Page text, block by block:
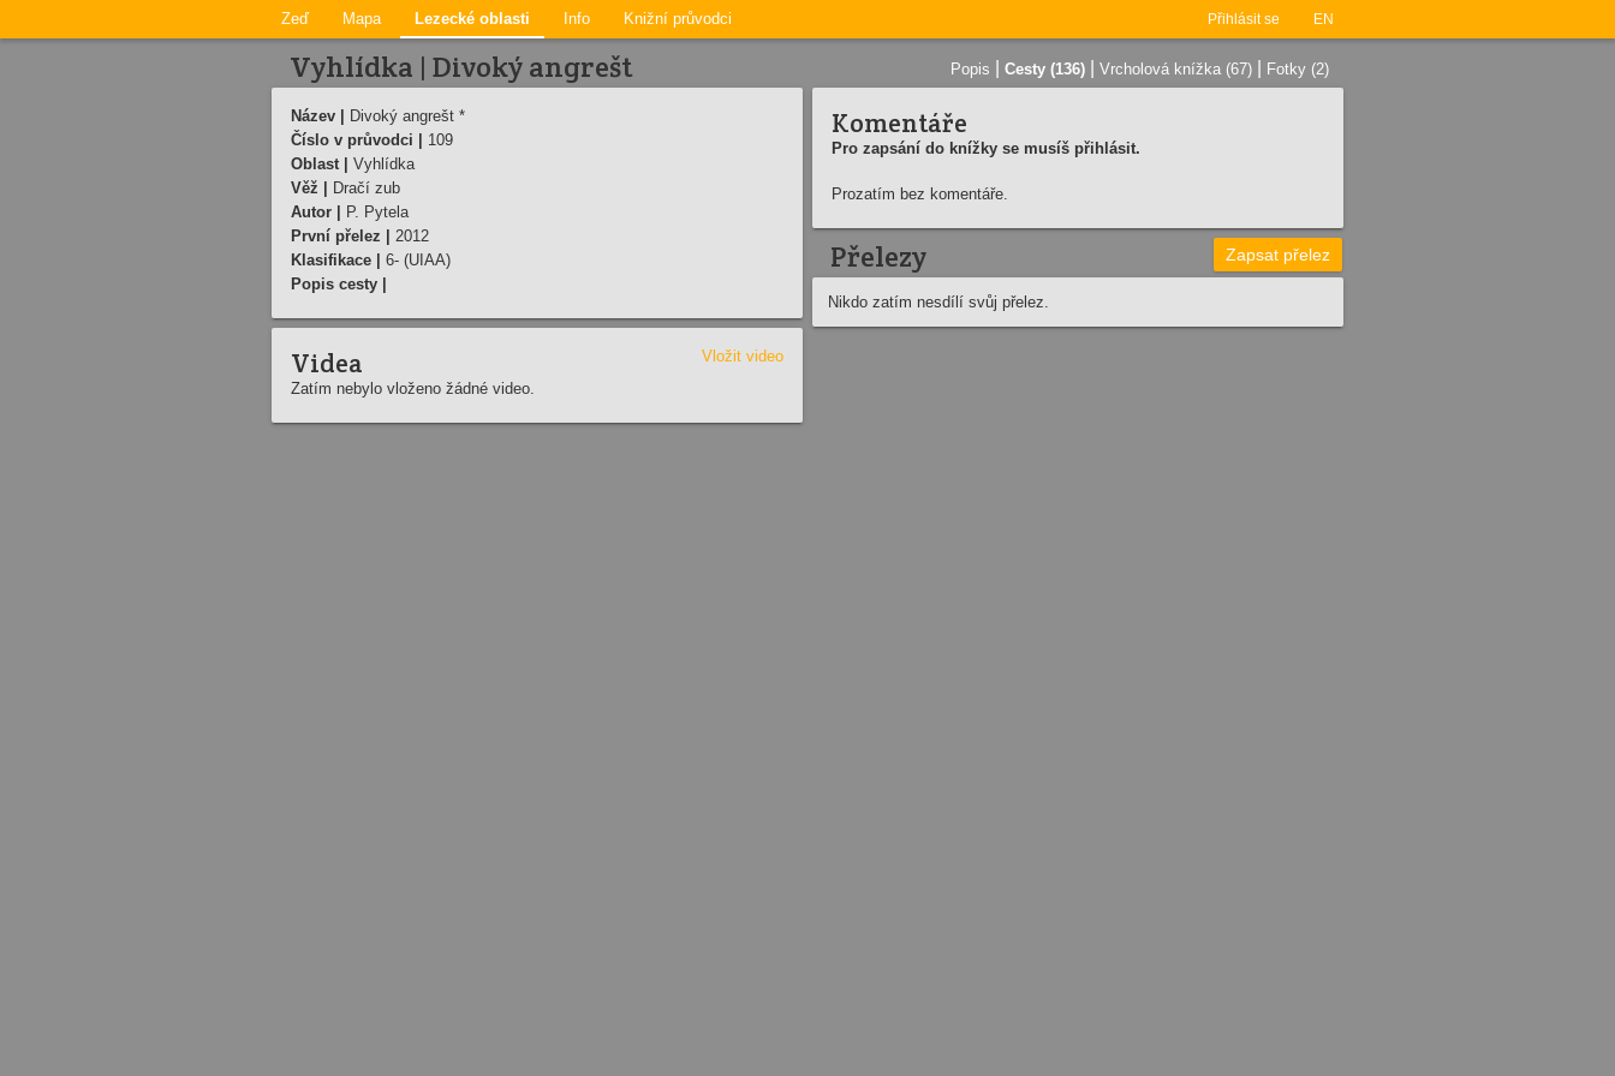
Přihlásit se EN
Zeď Mapa Lezecké oblasti Info Knižní průvodci
Vyhlídka | Divoký angrešt Popis Cesty (136) Vrcholová knížka (67) Fotky (2)
Název |
Divoký angrešt *
Číslo v průvodci |
109
Oblast |
Vyhlídka
Věž |
Dračí zub
Autor |
P. Pytela
První přelez |
2012
Klasifikace |
6- (UIAA)
Popis cesty |
Videa
Vložit video
Zatím nebylo vloženo žádné video.
Komentáře
Pro zapsání do knížky se musíš přihlásit.
Prozatím bez komentáře.
Přelezy Zapsat přelez
Nikdo zatím nesdílí svůj přelez.